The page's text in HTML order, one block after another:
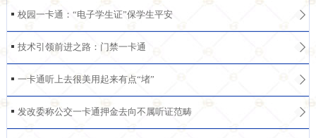
校园一卡通：“电子学生证”保学生平安
技术引领前进之路：门禁一卡通
一卡通听上去很美用起来有点“堵”
发改委称公交一卡通押金去向不属听证范畴